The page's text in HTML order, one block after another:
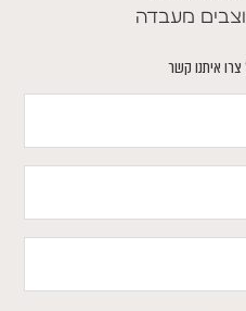
מעבדה
איתנו קשר